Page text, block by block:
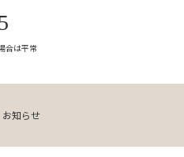
合は平常
お知らせ